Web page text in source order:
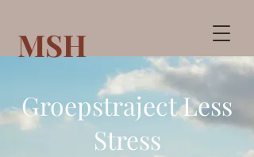
MSH
Groepstraject Less
Stress